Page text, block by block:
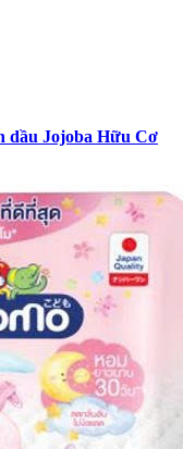
dầu Jojoba Hữu Cơ